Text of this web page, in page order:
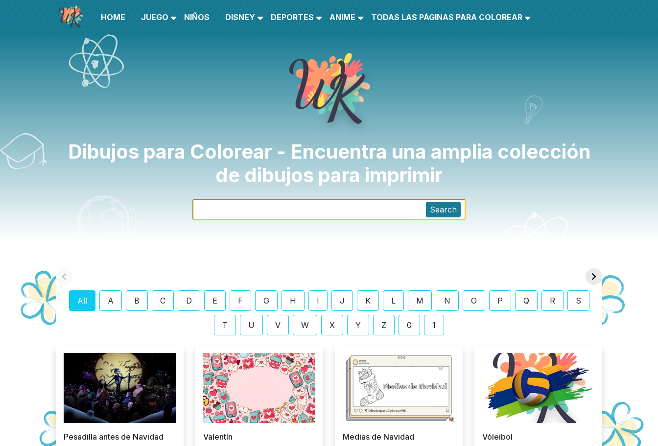
HOME JUEGO NIÑOS DISNEY DEPORTES ANIME TODAS LAS PÁGINAS PARA COLOREAR
Dibujos para Colorear - Encuentra una amplia colección
de dibujos para imprimir
Search
All A B C D E F G H I J K L M N O P Q R S
T U V W X Y Z 0 1
Pesadilla antes de Navidad Valentín Medias de Navidad Vóleibol